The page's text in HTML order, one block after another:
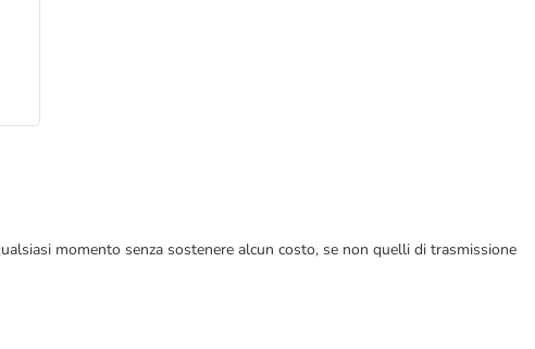
momento senza sostenere alcun costo, se non quelli di trasmissione